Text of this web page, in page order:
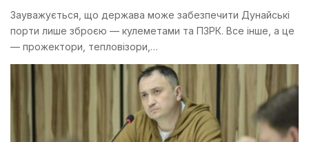
Зауважується, що держава може забезпечити Дунайські
порти лише зброєю — кулеметами та ПЗРК. Все інше, а це
— прожектори, тепловізори,…